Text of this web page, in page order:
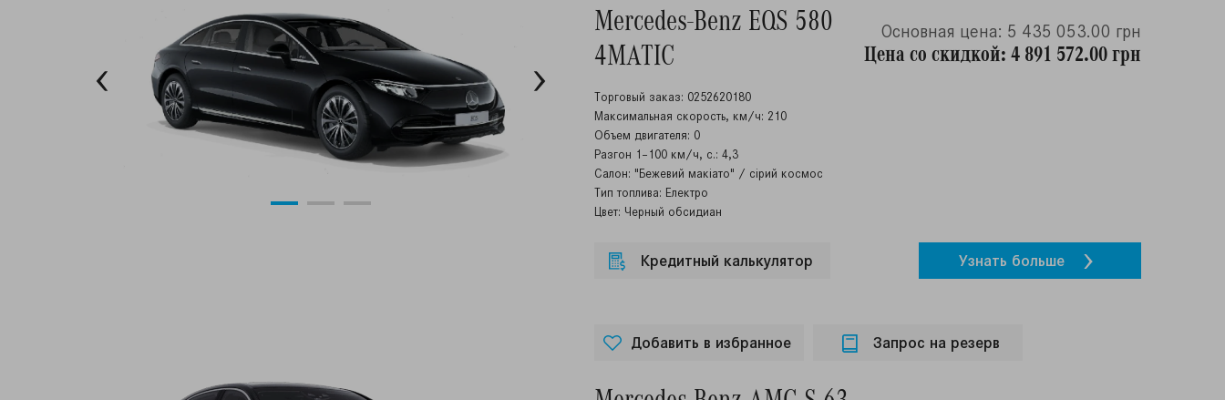
Mercedes-Benz EQS 580
4MATIC
Основная цена: 5 435 053.00 грн
Цена со скидкой: 4 891 572.00 грн
Торговый заказ: 0252620180
Максимальная скорость, км/ч: 210
Объем двигателя: 0
Разгон 1–100 км/ч, с.: 4,3
Салон: "Бежевий макіато" / сірий космос
Тип топлива: Електро
Цвет: Черный обсидиан
Кредитный калькулятор Узнать больше
Добавить в избранное Запрос на резерв